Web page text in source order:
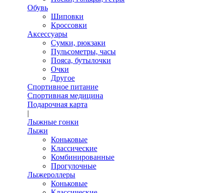
Обувь
Шиповки
Кроссовки
Аксессуары
Сумки, рюкзаки
Пульсометры, часы
Пояса, бутылочки
Очки
Другое
Спортивное питание
Спортивная медицина
Подарочная карта
|
Лыжные гонки
Лыжи
Коньковые
Классические
Комбинированные
Прогулочные
Лыжероллеры
Коньковые